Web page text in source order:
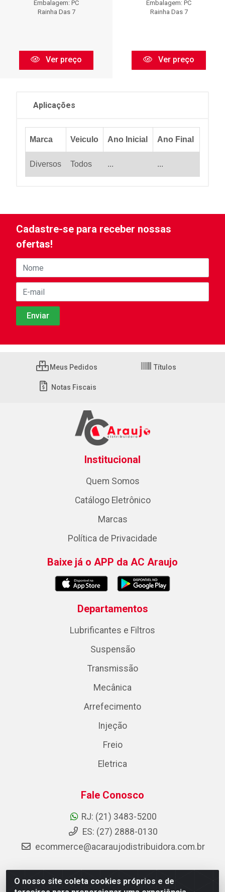
Embalagem: PC
Rainha Das 7
Ver preço
Embalagem: PC
Rainha Das 7
Ver preço
Aplicações
Marca Veiculo Ano Inicial Ano Final
Diversos Todos ... ...
O nosso site coleta cookies próprios e de
Cadastre-se para receber nossas
ofertas!
Meus Pedidos Títulos
Notas Fiscais
Institucional
Quem Somos
Catálogo Eletrônico
Marcas
Política de Privacidade
Baixe já o APP da AC Araujo
Departamentos
Lubrificantes e Filtros
Suspensão
Transmissão
Mecânica
Arrefecimento
Injeção
Freio
Eletrica
Fale Conosco
RJ: (21) 3483-5200
ES: (27) 2888-0130
ecommerce@acaraujodistribuidora.com.br
AC Araujo Distribuidora - Rua Carneiro de Campos, 42 -